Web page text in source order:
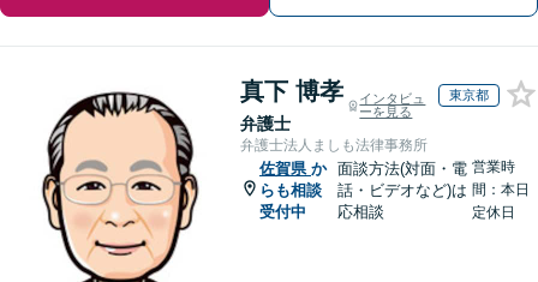
真下 博孝
弁護士
インタビュ
ーを見る
東京都
弁護士法人ましも法律事務所
佐賀県 か
らも相談
受付中
面談方法(対面・電
話・ビデオなど)は
応相談
営業時
間：本日
定休日